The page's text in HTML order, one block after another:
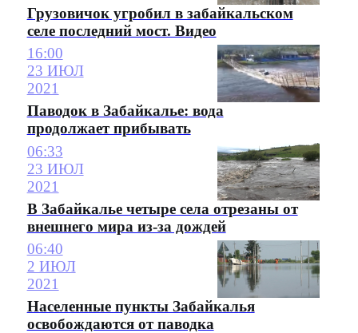
Грузовичок угробил в забайкальском
селе последний мост. Видео
16:00
23 ИЮЛ
2021
Паводок в Забайкалье: вода
продолжает прибывать
06:33
23 ИЮЛ
2021
В Забайкалье четыре села отрезаны от
внешнего мира из-за дождей
06:40
2 ИЮЛ
2021
Населенные пункты Забайкалья
освобождаются от паводка